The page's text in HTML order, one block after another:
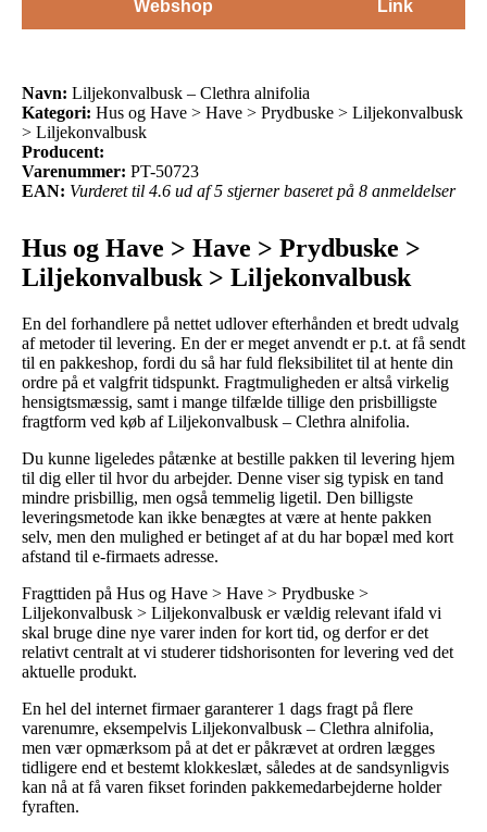
Webshop
Link
Navn: Liljekonvalbusk – Clethra alnifolia
Kategori: Hus og Have > Have > Prydbuske > Liljekonvalbusk
> Liljekonvalbusk
Producent:
Varenummer: PT-50723
EAN: Vurderet til 4.6 ud af 5 stjerner baseret på 8 anmeldelser
Hus og Have > Have > Prydbuske >
Liljekonvalbusk > Liljekonvalbusk
En del forhandlere på nettet udlover efterhånden et bredt udvalg
af metoder til levering. En der er meget anvendt er p.t. at få sendt
til en pakkeshop, fordi du så har fuld fleksibilitet til at hente din
ordre på et valgfrit tidspunkt. Fragtmuligheden er altså virkelig
hensigtsmæssig, samt i mange tilfælde tillige den prisbilligste
fragtform ved køb af Liljekonvalbusk – Clethra alnifolia.
Du kunne ligeledes påtænke at bestille pakken til levering hjem
til dig eller til hvor du arbejder. Denne viser sig typisk en tand
mindre prisbillig, men også temmelig ligetil. Den billigste
leveringsmetode kan ikke benægtes at være at hente pakken
selv, men den mulighed er betinget af at du har bopæl med kort
afstand til e-firmaets adresse.
Fragttiden på Hus og Have > Have > Prydbuske >
Liljekonvalbusk > Liljekonvalbusk er vældig relevant ifald vi
skal bruge dine nye varer inden for kort tid, og derfor er det
relativt centralt at vi studerer tidshorisonten for levering ved det
aktuelle produkt.
En hel del internet firmaer garanterer 1 dags fragt på flere
varenumre, eksempelvis Liljekonvalbusk – Clethra alnifolia,
men vær opmærksom på at det er påkrævet at ordren lægges
tidligere end et bestemt klokkeslæt, således at de sandsynligvis
kan nå at få varen fikset forinden pakkemedarbejderne holder
fyraften.